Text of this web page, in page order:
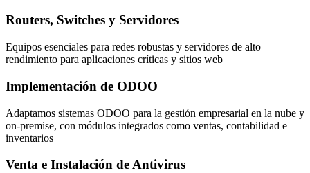
Routers, Switches y Servidores
Equipos esenciales para redes robustas y servidores de alto
rendimiento para aplicaciones críticas y sitios web
Implementación de ODOO
Adaptamos sistemas ODOO para la gestión empresarial en la nube y
on-premise, con módulos integrados como ventas, contabilidad e
inventarios
Venta e Instalación de Antivirus